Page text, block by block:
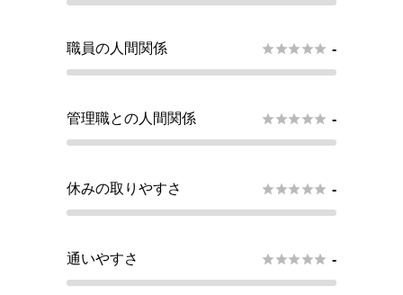
職員の人間関係  -
管理職との人間関係  -
休みの取りやすさ  -
通いやすさ  -